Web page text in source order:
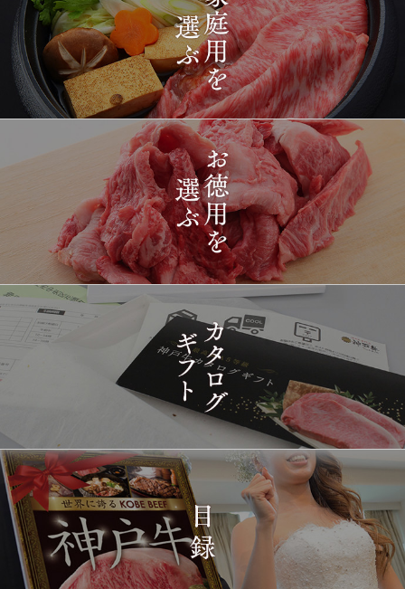
2026-
03-15
17:26:00
長野県
[ギフト] A5等級神戸牛
プレミアム霜降りももす
きやき 200g~1kg
1420
2026-
03-15
16:35:00
東京都
神戸牛目録 選べるセッ
ト ８千円
1421
2026-
14:10:00
[訳あり][家庭用] A5等級
神戸牛 フィレステーキ
1422
2026-
14:10:00
兵庫県
[家庭用] A5等級神戸牛
シャトーブリアンステー
キ 150ｇ(1枚)
2026-
12:23:00
東京都
神戸牛ギフトセット 1万
5千円 焼肉（肩ロース・
プレミアムもも）650g
1424
2026-
03-15
08:48:00
神戸牛カタログギフト
１万円
1425
2026-
03-14
22:21:00
大分県
神戸牛 食べ比べお重 二
段